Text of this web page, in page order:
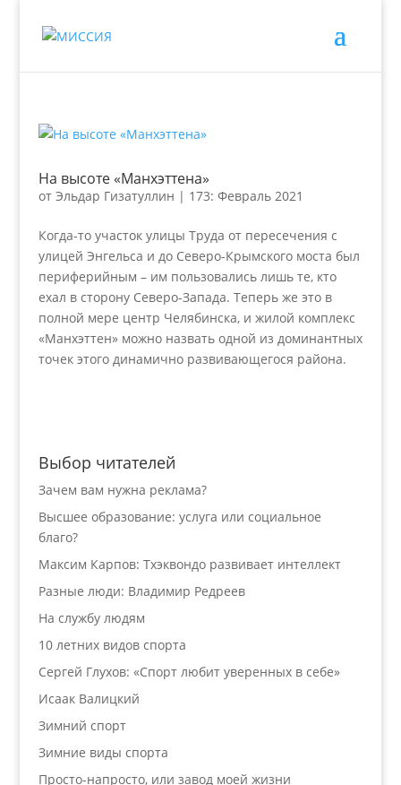
На высоте «Манхэттена»
от Эльдар Гизатуллин | 173: Февраль 2021
Когда-то участок улицы Труда от пересечения с
улицей Энгельса и до Северо-Крымского моста был
периферийным – им пользовались лишь те, кто
ехал в сторону Северо-Запада. Теперь же это в
полной мере центр Челябинска, и жилой комплекс
«Манхэттен» можно назвать одной из доминантных
точек этого динамично развивающегося района.
Выбор читателей
Зачем вам нужна реклама?
Высшее образование: услуга или социальное
благо?
Максим Карпов: Тхэквондо развивает интеллект
Разные люди: Владимир Редреев
На службу людям
10 летних видов спорта
Сергей Глухов: «Спорт любит уверенных в себе»
Исаак Валицкий
Зимний спорт
Зимние виды спорта
Просто-напросто, или завод моей жизни